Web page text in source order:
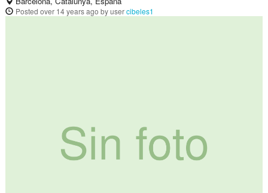
Posted over 14 years ago by usercibeles1